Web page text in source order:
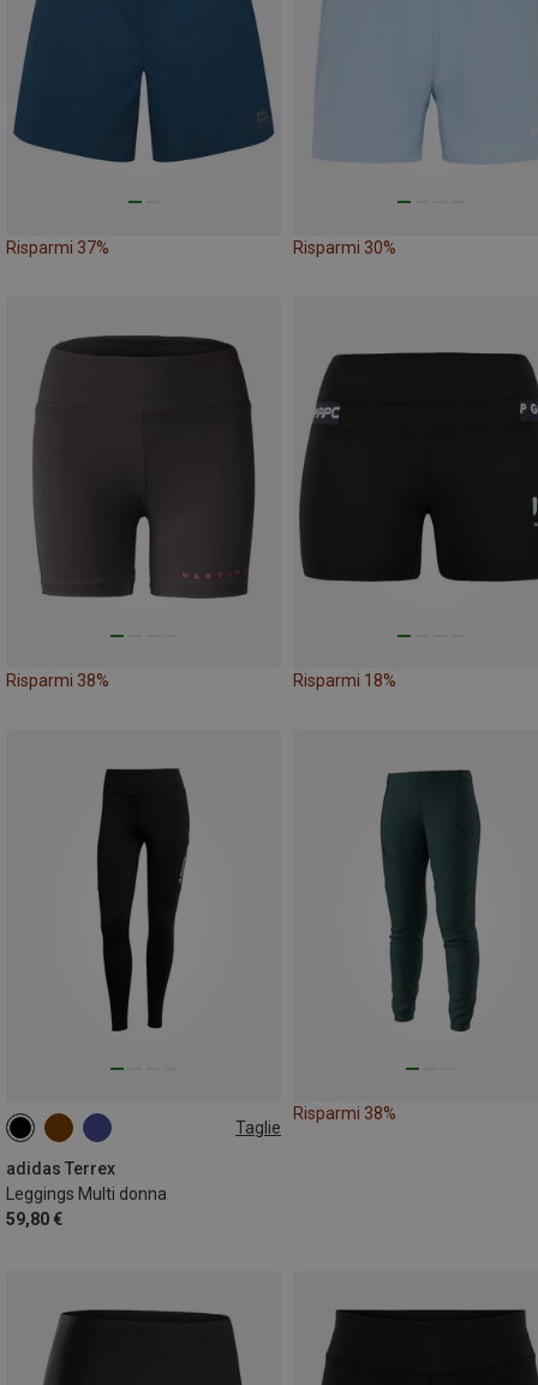
Risparmi 37% Risparmi 30%
Risparmi 38% Risparmi 18%
Taglie
adidas Terrex
Leggings Multi donna
59,80 €
XS S M
Risparmi 38%